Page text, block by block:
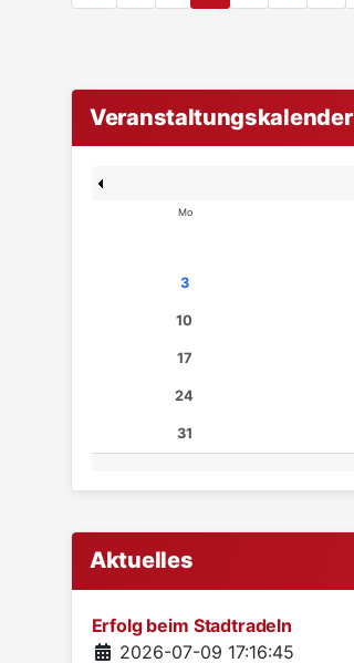
Veranstaltungskalender
Mo
3
10
17
24
31
Aktuelles
Erfolg beim Stadtradeln
Details2026-07-09 17:16:45